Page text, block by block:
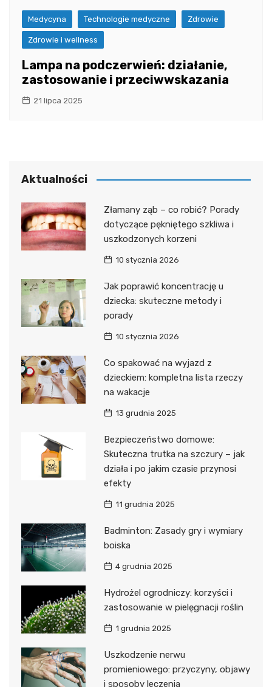
Medycyna Technologie medyczne Zdrowie
Zdrowie i wellness
Lampa na podczerwień: działanie,
zastosowanie i przeciwwskazania
21 lipca 2025
Aktualności
Złamany ząb – co robić? Porady
dotyczące pękniętego szkliwa i
uszkodzonych korzeni
10 stycznia 2026
Jak poprawić koncentrację u
dziecka: skuteczne metody i
porady
10 stycznia 2026
Co spakować na wyjazd z
dzieckiem: kompletna lista rzeczy
na wakacje
13 grudnia 2025
Bezpieczeństwo domowe:
Skuteczna trutka na szczury – jak
działa i po jakim czasie przynosi
efekty
11 grudnia 2025
Badminton: Zasady gry i wymiary
boiska
4 grudnia 2025
Hydrożel ogrodniczy: korzyści i
zastosowanie w pielęgnacji roślin
1 grudnia 2025
Uszkodzenie nerwu
promieniowego: przyczyny, objawy
i sposoby leczenia